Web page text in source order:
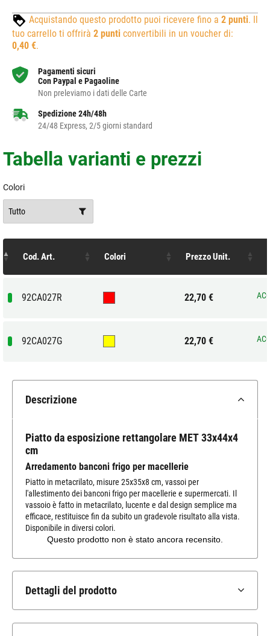
Acquistando questo prodotto puoi ricevere fino a 2 punti. Il
tuo carrello ti offrirà 2 punti convertibili in un voucher di:
0,40 €.
Pagamenti sicuri
Con Paypal e Pagaoline
Non preleviamo i dati delle Carte
Spedizione 24h/48h
24/48 Express, 2/5 giorni standard
Tabella varianti e prezzi
Colori
Cod. Art. Colori Prezzo Unit.
92CA027R 22,70 €
92CA027G 22,70 €
Descrizione
Piatto da esposizione rettangolare MET 33x44x4
cm
Arredamento banconi frigo per macellerie
Piatto in metacrilato, misure 25x35x8 cm, vassoi per
l'allestimento dei banconi frigo per macellerie e supermercati. Il
vassoio è fatto in metacrilato, lucente e dal design semplice ma
efficace, restituisce fin da subito un gradevole risultato alla vista.
Disponibile in diversi colori.
Dettagli del prodotto